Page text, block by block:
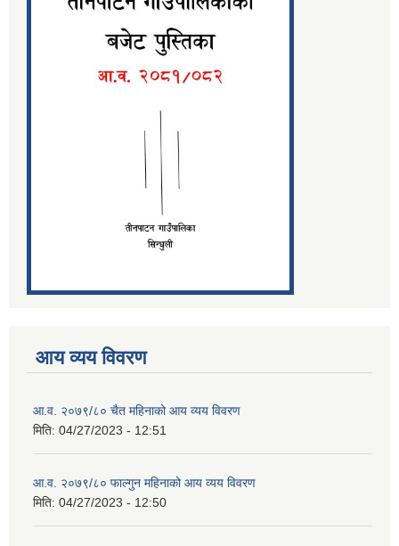
आय व्यय विवरण
आ.व. २०७९/८० चैत महिनाको आय व्यय विवरण
मिति: 04/27/2023 - 12:51
आ.व. २०७९/८० फाल्गुन महिनाको आय व्यय विवरण
मिति: 04/27/2023 - 12:50